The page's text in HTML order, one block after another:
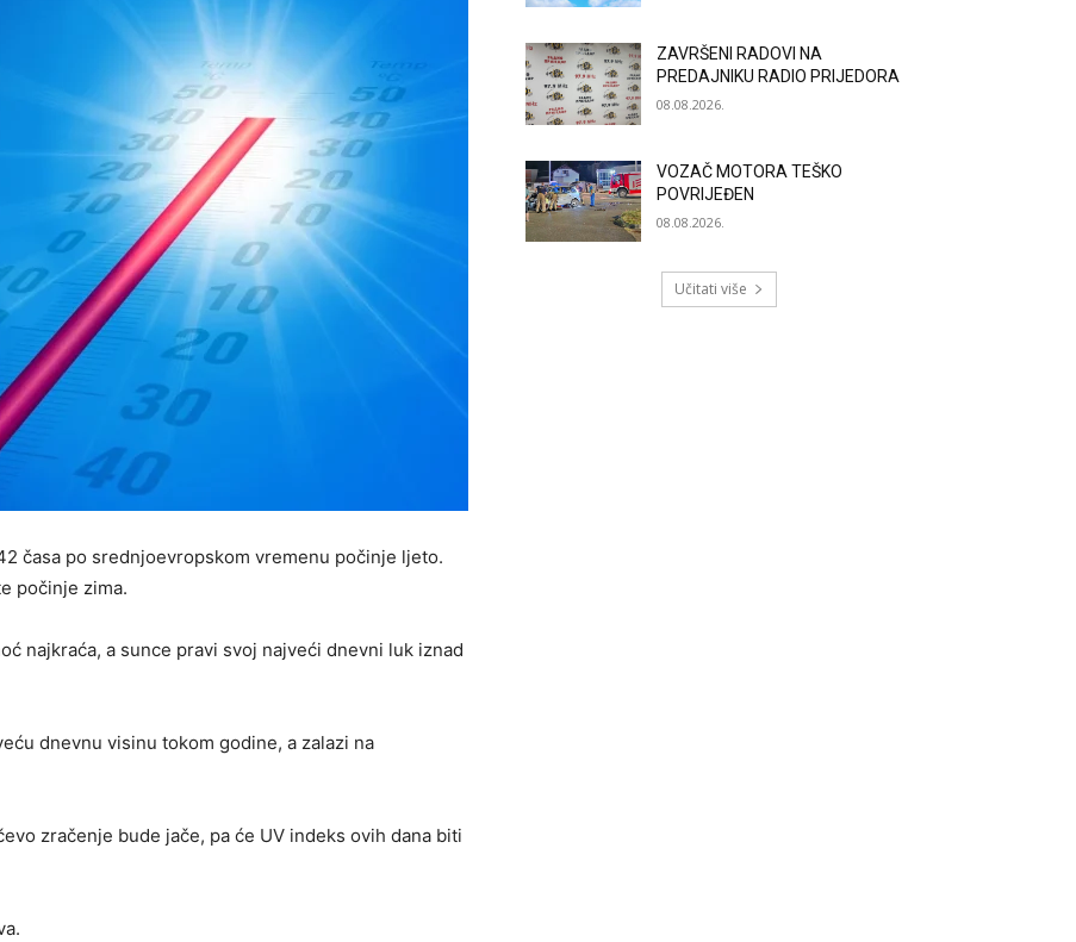
časa po srednjoevropskom vremenu počinje ljeto.
počinje zima.
najkraća, a sunce pravi svoj najveći dnevni luk iznad
dnevnu visinu tokom godine, a zalazi na
zračenje bude jače, pa će UV indeks ovih dana biti
ZAVRŠENI RADOVI NA
PREDAJNIKU RADIO PRIJEDORA
08.08.2026.
VOZAČ MOTORA TEŠKO
POVRIJEĐEN
08.08.2026.
Učitati više